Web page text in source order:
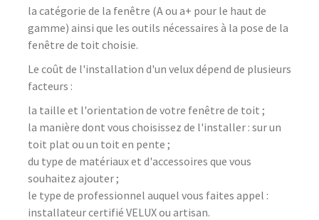
la catégorie de la fenêtre (A ou a+ pour le haut de
gamme) ainsi que les outils nécessaires à la pose de la
fenêtre de toit choisie.
Le coût de l'installation d'un velux dépend de plusieurs
facteurs :
la taille et l'orientation de votre fenêtre de toit ;
la manière dont vous choisissez de l'installer : sur un
toit plat ou un toit en pente ;
du type de matériaux et d'accessoires que vous
souhaitez ajouter ;
le type de professionnel auquel vous faites appel :
installateur certifié VELUX ou artisan.